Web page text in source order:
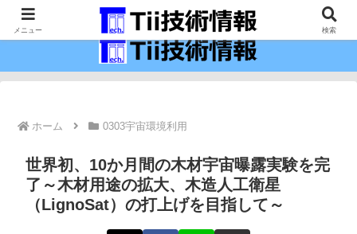
最新の科学技術の情報インフラ。
ホーム 0303宇宙環境利用
世界初、10か月間の木材宇宙曝露実験を完
了～木材用途の拡大、木造人工衛星
（LignoSat）の打上げを目指して～
メニュー 検索